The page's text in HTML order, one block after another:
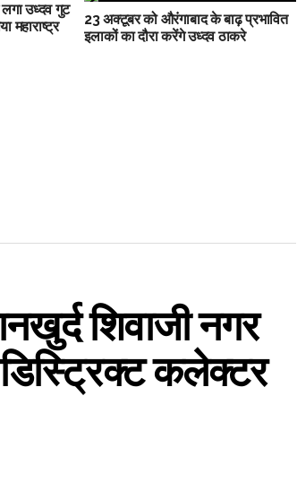
लगा उध्दव गुट
महाराष्ट्र
23 अक्टूबर को औरंगाबाद के बाढ़ प्रभावित
इलाकों का दौरा करेंगे उध्दव ठाकरे
शिवाजी नगर
कलेक्टर